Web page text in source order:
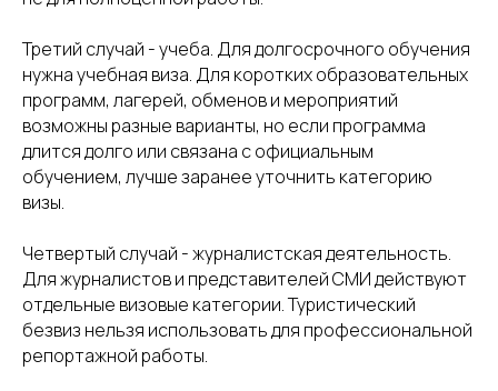
Третий случай - учеба. Для долгосрочного обучения
нужна учебная виза. Для коротких образовательных
программ, лагерей, обменов и мероприятий
возможны разные варианты, но если программа
длится долго или связана с официальным
обучением, лучше заранее уточнить категорию
визы.
Четвертый случай - журналистская деятельность.
Для журналистов и представителей СМИ действуют
отдельные визовые категории. Туристический
безвиз нельзя использовать для профессиональной
репортажной работы.